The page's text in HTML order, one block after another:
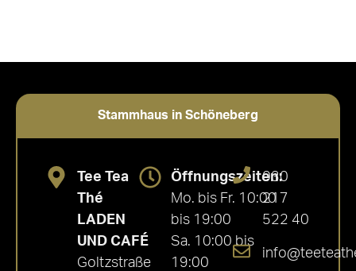
Stammhaus in Schöneberg
Tee Tea
Thé
LADEN
UND CAFÉ
Goltzstraße
Öffnungszeiten:
Mo. bis Fr. 10:00
bis 19:00
Sa. 10:00 bis
19:00
030
217
522 40